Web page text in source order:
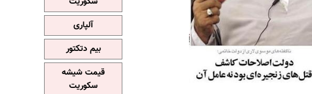
آلپاری
بیم دتکتور
قیمت شیشه
سکوریت